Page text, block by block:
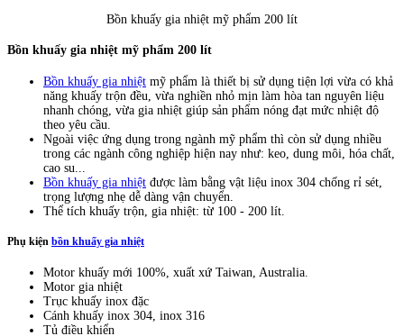
Bồn khuấy gia nhiệt mỹ phẩm 200 lít
Bồn khuấy gia nhiệt mỹ phẩm 200 lít
Bồn khuấy gia nhiệt mỹ phẩm là thiết bị sử dụng tiện lợi vừa có khả
năng khuấy trộn đều, vừa nghiền nhỏ mịn làm hòa tan nguyên liệu
nhanh chóng, vừa gia nhiệt giúp sản phẩm nóng đạt mức nhiệt độ
theo yêu cầu.
Ngoài việc ứng dụng trong ngành mỹ phẩm thì còn sử dụng nhiều
trong các ngành công nghiệp hiện nay như: keo, dung môi, hóa chất,
cao su...
Bồn khuấy gia nhiệt được làm bằng vật liệu inox 304 chống rỉ sét,
trọng lượng nhẹ dễ dàng vận chuyển.
Thể tích khuấy trộn, gia nhiệt: từ 100 - 200 lít.
Phụ kiện bồn khuấy gia nhiệt
Motor khuấy mới 100%, xuất xứ Taiwan, Australia.
Motor gia nhiệt
Trục khuấy inox đặc
Cánh khuấy inox 304, inox 316
Tủ điều khiển